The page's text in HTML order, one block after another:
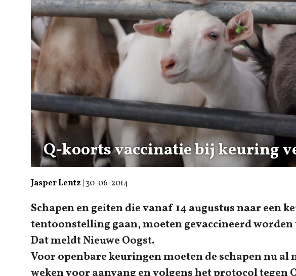
Q-koorts vaccinatie bij keuring
Jasper Lentz 30-06-2014
Schapen en geiten die vanaf 14 augustus naar een
tentoonstelling gaan, moeten gevaccineerd worden
Dat meldt Nieuwe Oogst.
Voor openbare keuringen moeten de schapen nu